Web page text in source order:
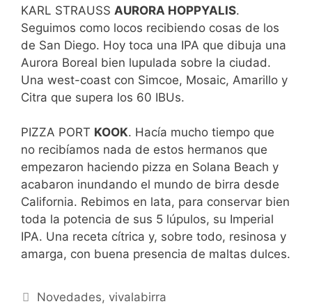
KARL STRAUSS AURORA HOPPYALIS.
Seguimos como locos recibiendo cosas de los
de San Diego. Hoy toca una IPA que dibuja una
Aurora Boreal bien lupulada sobre la ciudad.
Una west-coast con Simcoe, Mosaic, Amarillo y
Citra que supera los 60 IBUs.
PIZZA PORT KOOK. Hacía mucho tiempo que
no recibíamos nada de estos hermanos que
empezaron haciendo pizza en Solana Beach y
acabaron inundando el mundo de birra desde
California. Rebimos en lata, para conservar bien
toda la potencia de sus 5 lúpulos, su Imperial
IPA. Una receta cítrica y, sobre todo, resinosa y
amarga, con buena presencia de maltas dulces.
Categorías
Novedades, vivalabirra